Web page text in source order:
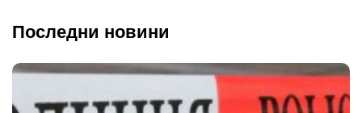
Последни новини